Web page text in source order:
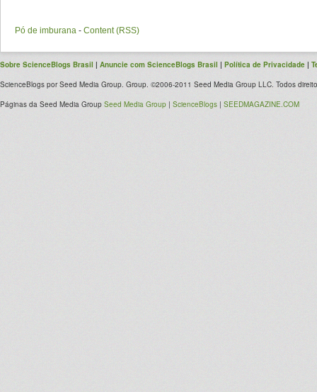
Pó de imburana - Content (RSS)
Sobre ScienceBlogs Brasil | Anuncie com ScienceBlogs Brasil | Política de Privacidade |
ScienceBlogs por Seed Media Group. Group. ©2006-2011 Seed Media Group LLC. Todos
Páginas da Seed Media Group Seed Media Group | ScienceBlogs | SEEDMAGAZINE.COM